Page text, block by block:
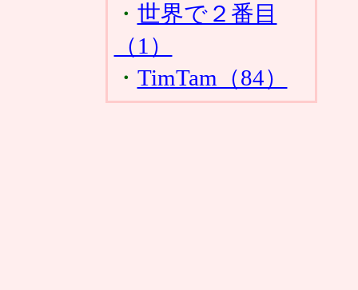
・ 世界で２番目
（1）
・ TimTam（84）